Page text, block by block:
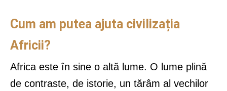
Cum am putea ajuta civilizația
Africii?
Africa este în sine o altă lume. O lume plină
de contraste, de istorie, un tărâm al vechilor